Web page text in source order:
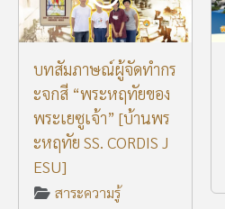
บทสัมภาษณ์ผู้จัดทำกร
ะจกสี “พระหฤทัยของ
พระเยซูเจ้า” [บ้านพร
ะหฤทัย SS. CORDIS J
ESU]
สาระความรู้